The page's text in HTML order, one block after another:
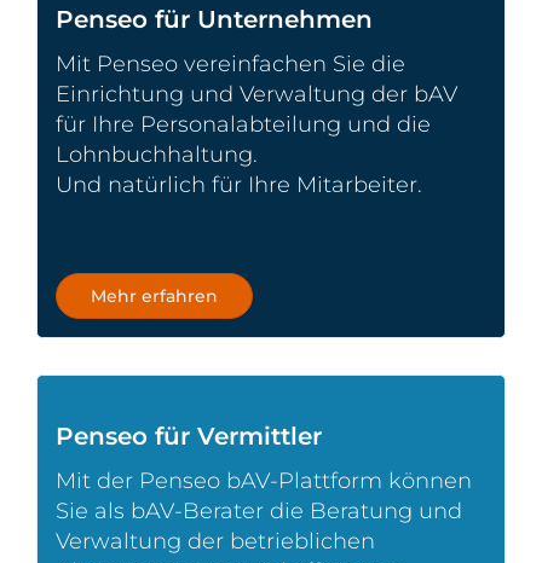
Penseo für Unternehmen
Mit Penseo vereinfachen Sie die
Einrichtung und Verwaltung der bAV
für Ihre Personalabteilung und die
Lohnbuchhaltung.
Und natürlich für Ihre Mitarbeiter.
Mehr erfahren
Penseo für Vermittler
Mit der Penseo bAV-Plattform können
Sie als bAV-Berater die Beratung und
Verwaltung der betrieblichen